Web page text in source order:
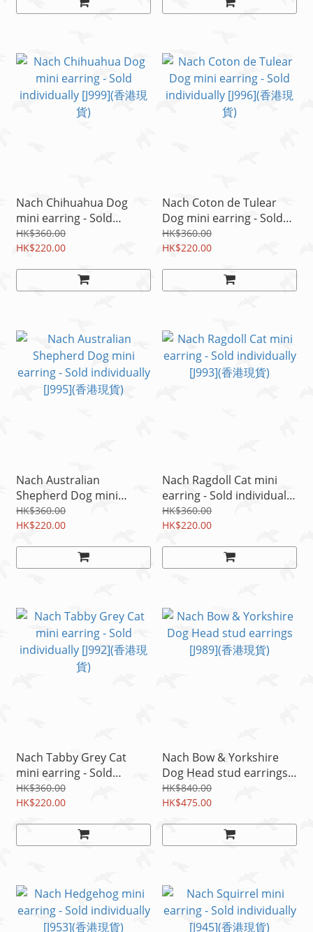
Nach Chihuahua Dog
mini earring - Sold
individually [J999](香港現
貨)
HK$360.00
HK$220.00
Nach Coton de Tulear
Dog mini earring - Sold
individually [J996](香港現
貨)
HK$360.00
HK$220.00
Nach Australian
Shepherd Dog mini
earring - Sold individually
[J995](香港現貨)
HK$360.00
HK$220.00
Nach Ragdoll Cat mini
earring - Sold individually
[J993](香港現貨)
HK$360.00
HK$220.00
Nach Tabby Grey Cat
mini earring - Sold
individually [J992](香港現
貨)
HK$360.00
HK$220.00
Nach Bow & Yorkshire
Dog Head stud earrings
[J989](香港現貨)
HK$840.00
HK$475.00